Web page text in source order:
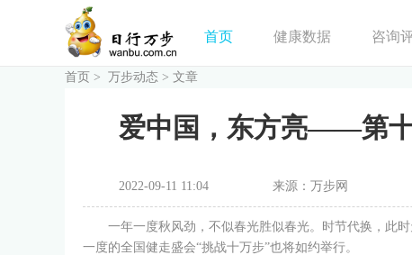
首页 健康数据 咨询
首页 > 万步动态 > 文章
爱中国，东方亮——第十
2022-09-11 11:04 来源：万步网
一年一度秋风劲，不似春光胜似春光。时节代换，此
一度的全国健走盛会“挑战十万步”也将如约举行。